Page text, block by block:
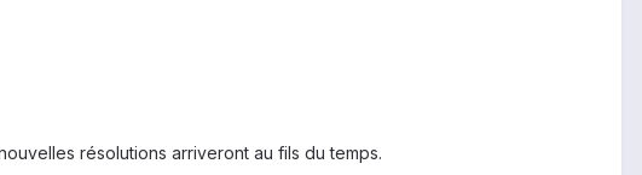
résolutions arriveront au fils du temps.